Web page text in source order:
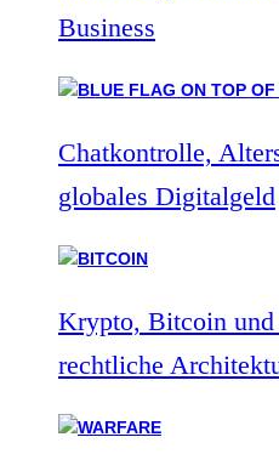
Business
Chatkontrolle,
globales Digitalgeld
Krypto, Bitcoin und
rechtliche